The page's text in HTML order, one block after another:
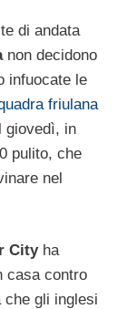
di andata
non decidono
infuocate le
friulana
giovedì, in
pulito, che
nel
City ha
casa contro
che gli inglesi